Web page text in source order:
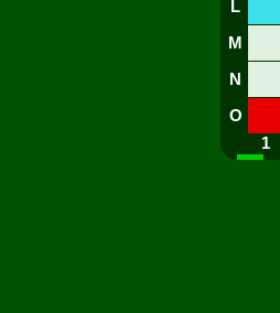
L
M
N
O
1